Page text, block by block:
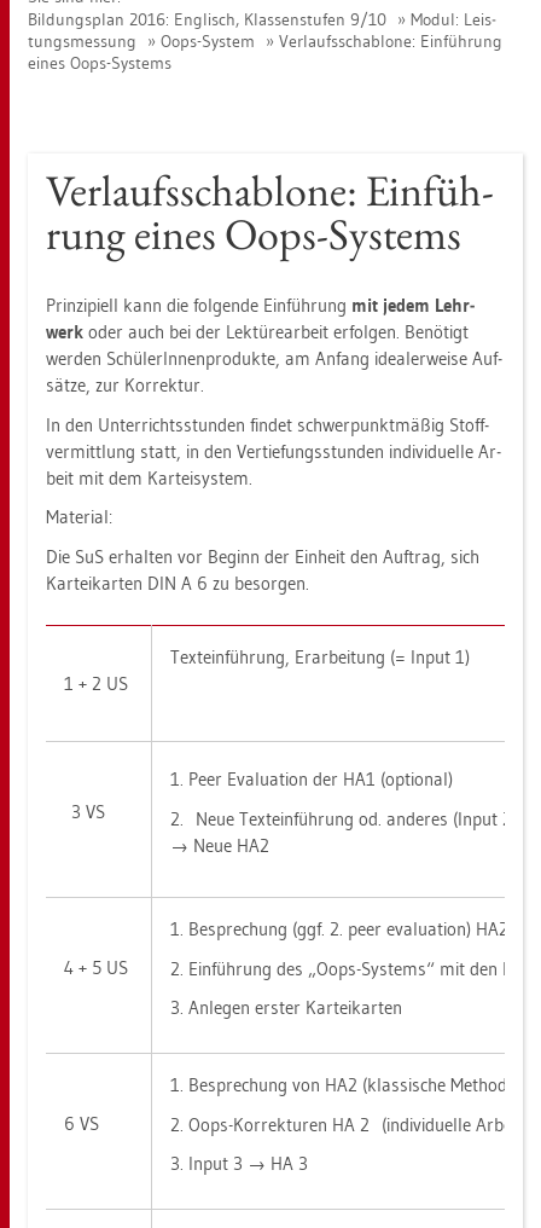
Bil­dungs­plan 2016: Eng­lisch, Klas­sen­stu­fen 9/10
Modul: Leis­
tungs­mes­sung
Oops-Sys­tem
Ver­laufs­scha­blo­ne: Ein­füh­rung
eines Oops-Sys­tems
Ver­laufs­scha­blo­ne: Ein­füh­
rung eines Oops-Sys­tems
Prin­zi­pi­ell kann die fol­gen­de Ein­füh­rung mit jedem Lehr­
werk oder auch bei der Lek­tü­re­ar­beit er­fol­gen. Be­nö­tigt
wer­den Schü­le­rIn­nen­pro­duk­te, am An­fang idea­ler­wei­se Auf­
sät­ze, zur Kor­rek­tur.
In den Un­ter­richts­stun­den fin­det schwer­punkt­mä­ßig Stoff­
ver­mitt­lung statt, in den Ver­tie­fungs­stun­den in­di­vi­du­el­le Ar­
beit mit dem Kar­tei­sys­tem.
Ma­te­ri­al:
Die SuS er­hal­ten vor Be­ginn der Ein­heit den Auf­trag, sich
Kar­tei­kar­ten DIN A 6 zu be­sor­gen.
1 + 2 US
Text­ein­füh­rung, Er­ar­bei­tung (= Input 1)
3 VS
1. Peer Eva­lua­ti­on der HA1 (op­tio­nal)
2. Neue Text­ein­füh­rung od. an­de­res (Input 2)
→ Neue HA2
4 + 5 US
1. Be­spre­chung (ggf. 2. peer eva­lua­ti­on) HA2
2. Ein­füh­rung des „Oops-Sys­tems“ mit den
3. An­le­gen ers­ter Kar­tei­kar­ten
6 VS
1. Be­spre­chung von HA2 (klas­si­sche Me­tho­de/n)
2. Oops-Kor­rek­tu­ren HA 2 (in­di­vi­du­el­le Ar­beit)
3. Input 3 → HA 3